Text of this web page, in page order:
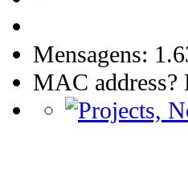
Mensagens:
MAC